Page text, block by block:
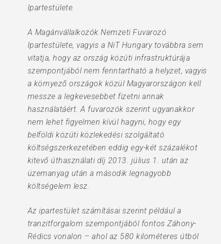
Ipartestülete.
A Magánvállalkozók Nemzeti Fuvarozó
Ipartestülete, vagyis a NiT Hungary továbbra sem
vitatja, hogy az ország közúti infrastruktúrája
szempontjából nem fenntartható a helyzet, vagyis
a környező országok közül Magyarországon kell
messze a legkevesebbet fizetni annak
használatáért. A fuvarozók szerint ugyanakkor
nem lehet figyelmen kívül hagyni, hogy egy
belföldi közúti közlekedési szolgáltató
költségszerkezetében eddig egy-két százalékot
kitevő úthasználati díj 2013. július 1. után az
üzemanyag után a második legnagyobb
költségelem lesz.
Az ipartestület számításai szerint például a
tranzitforgalom szempontjából fontos Záhony-
Rédics vonalon – ahol az 580 kilométeres útból